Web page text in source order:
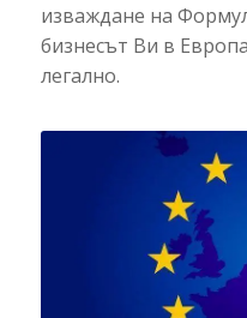
изваждане на
бизнесът Ви в
легално.